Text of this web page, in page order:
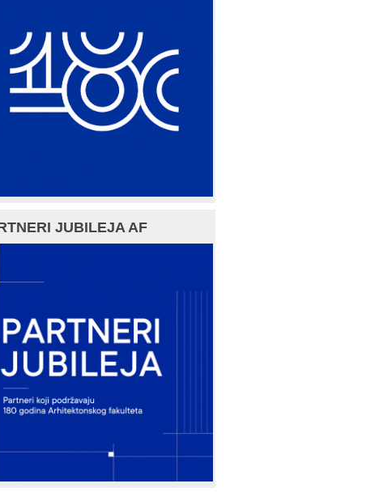
JUBILEJA AF